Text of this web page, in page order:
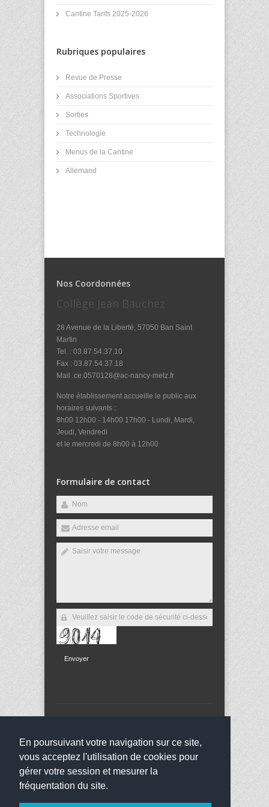
En poursuivant votre navigation sur ce site,
vous acceptez l'utilisation de cookies pour
gérer votre session et mesurer la
fréquentation du site.
Cantine Tarifs 2025-2026
Rubriques populaires
Revue de Presse
Associations Sportives
Sorties
Technologie
Menus de la Cantine
Allemand
Nos Coordonnées
Collège Jean Bauchez
28 Avenue de la Liberté, 57050 Ban Saint
Martin
Tel. : 03.87.54.37.10
Fax : 03.87.54.37.18
Mail :ce.0570128@ac-nancy-metz.fr
Notre établissement accueille le public aux
horaires suivants :
8h00 12h00 - 14h00 17h00 - Lundi, Mardi,
Jeudi, Vendredi
et le mercredi de 8h00 à 12h00
Formulaire de contact
Envoyer
websco